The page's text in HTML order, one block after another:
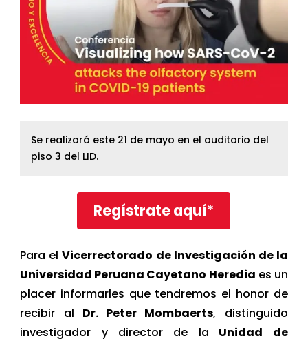
Se realizará este 21 de mayo en el auditorio del
piso 3 del LID.
Regístrate aquí*
Para elVicerrectorado de Investigación de la
Universidad Peruana Cayetano Heredia es un
placer informarles que tendremos el honor de
recibir al Dr. Peter Mombaerts, distinguido
investigador y director de la Unidad de